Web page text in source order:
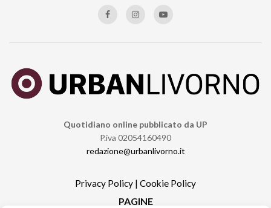
Quotidiano online pubblicato da UP
P.iva 02054160490
redazione@urbanlivorno.it
Privacy Policy | Cookie Policy
PAGINE